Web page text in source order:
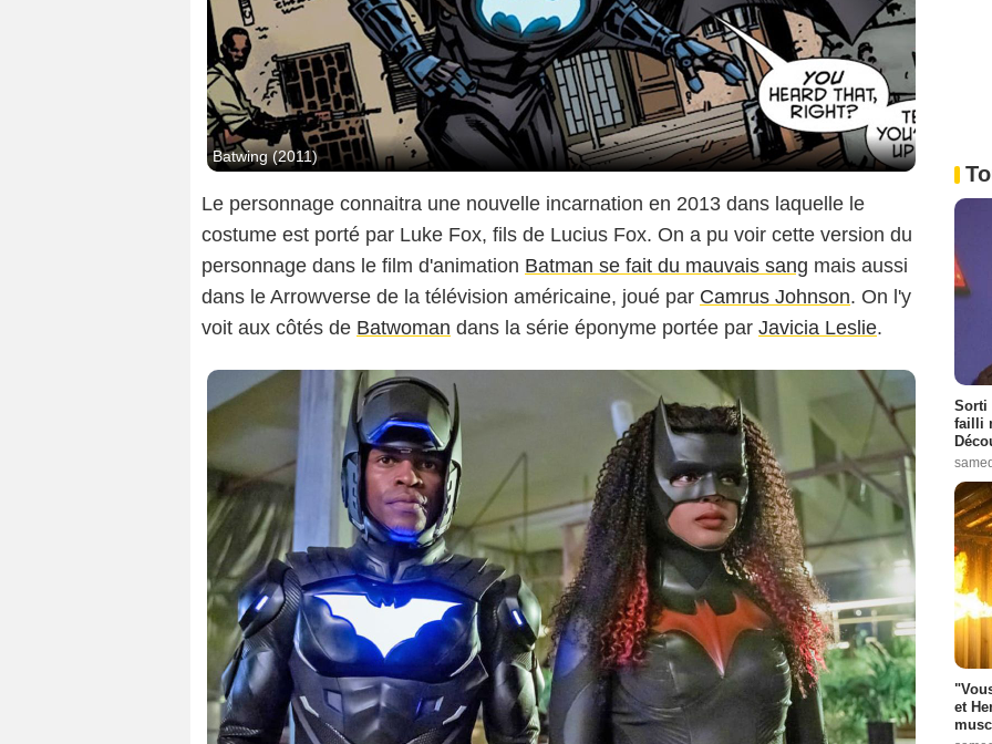
Batwing (2011)
Le personnage connaitra une nouvelle incarnation en 2013 dans laquelle le
costume est porté par Luke Fox, fils de Lucius Fox. On a pu voir cette version du
personnage dans le film d'animation Batman se fait du mauvais sang mais aussi
dans le Arrowverse de la télévision américaine, joué par Camrus Johnson. On l'y
voit aux côtés de Batwoman dans la série éponyme portée par Javicia Leslie.
Sorti
failli
et